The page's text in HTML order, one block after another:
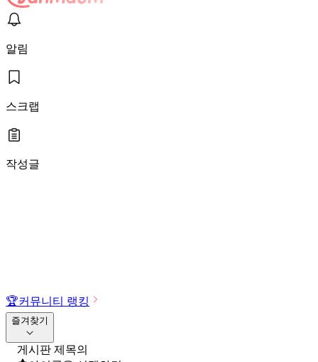
알림
스크랩
작성글
🏆커뮤니티 랭킹
즐겨찾기
게시판 제목의